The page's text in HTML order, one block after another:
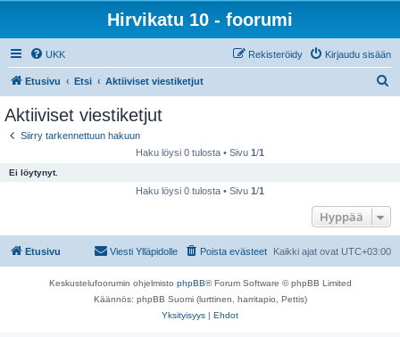
Hirvikatu 10 - foorumi
UKK Kirjaudu sisään
Rekisteröidy
Etusivu Etsi Aktiiviset viestiketjut
Aktiiviset viestiketjut
Siirry tarkennettuun hakuun
Haku löysi 0 tulosta • Sivu 1/1
Ei löytynyt.
Haku löysi 0 tulosta • Sivu 1/1
Hyppää
Etusivu Kaikki ajat ovat UTC+03:00
Poista evästeet
Viesti Ylläpidolle
Keskustelufoorumin ohjelmisto phpBB® Forum Software © phpBB Limited
Käännös: phpBB Suomi (lurttinen, harritapio, Pettis)
Yksityisyys | Ehdot